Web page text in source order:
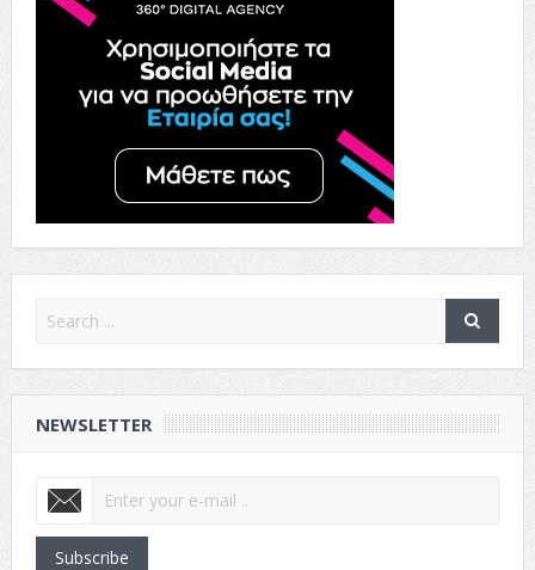
NEWSLETTER
Subscribe